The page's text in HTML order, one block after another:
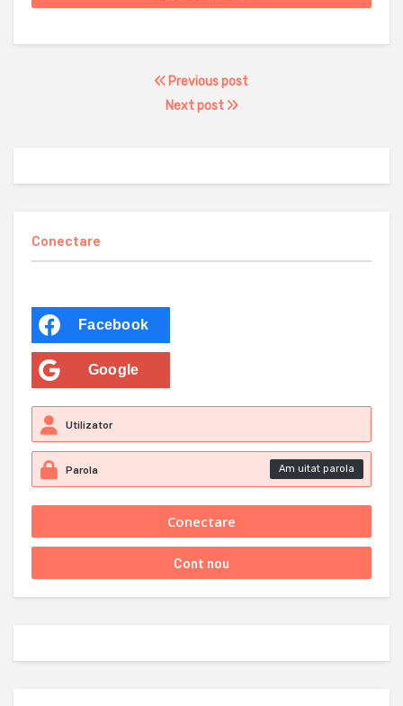
Previous post
Next post
Conectare
Facebook
Google
Am uitat parola